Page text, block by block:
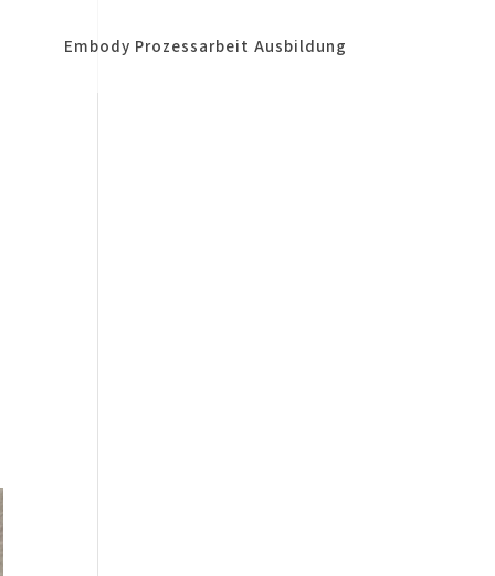
Embody Prozessarbeit Ausbildung